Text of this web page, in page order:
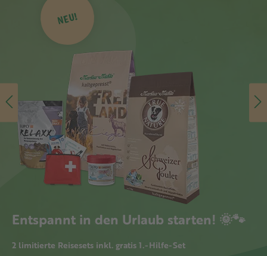
NEU!
Entspannt in den Urlaub starten! 🌞🐾
2 limitierte Reisesets inkl. gratis 1.-Hilfe-Set